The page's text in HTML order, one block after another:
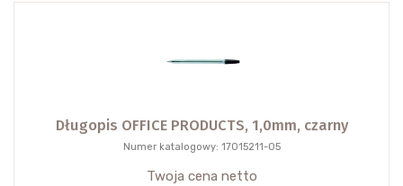
Długopis OFFICE PRODUCTS, 1,0mm, czarny
Numer katalogowy: 17015211-05
Twoja cena netto